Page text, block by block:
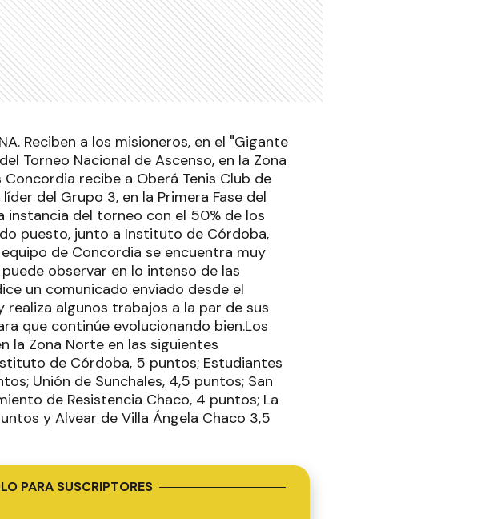
Reciben a los misioneros, en el "Gigante
Torneo Nacional de Ascenso, en la Zona
recibe a Oberá Tenis Club de
del Grupo 3, en la Primera Fase del
instancia del torneo con el 50% de los
puesto, junto a Instituto de Córdoba,
de Concordia se encuentra muy
observar en lo intenso de las
un comunicado enviado desde el
algunos trabajos a la par de sus
que continúe evolucionando bien.Los
la Zona Norte en las siguientes
de Córdoba, 5 puntos; Estudiantes
Unión de Sunchales, 4,5 puntos; San
de Resistencia Chaco, 4 puntos; La
y Alvear de Villa Ángela Chaco 3,5
PARA SUSCRIPTORES